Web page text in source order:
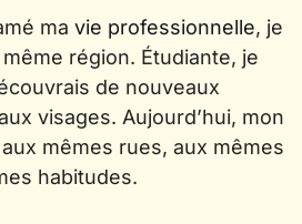
ma vie professionnelle, je
région. Étudiante, je
de nouveaux
visages. Aujourd’hui, mon
mêmes rues, aux mêmes
habitudes.